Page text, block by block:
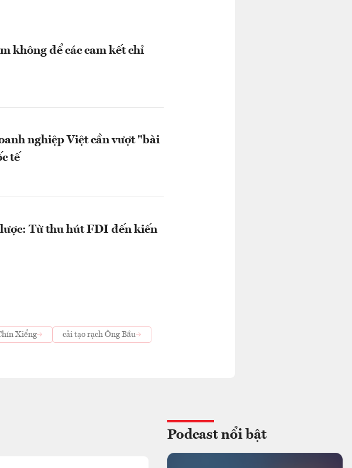
không để các cam kết chỉ
nghiệp Việt cần vượt "bài
tế
Từ thu hút FDI đến kiến
Xiểng
cải tạo rạch Ông Bầu
Podcast nổi bật